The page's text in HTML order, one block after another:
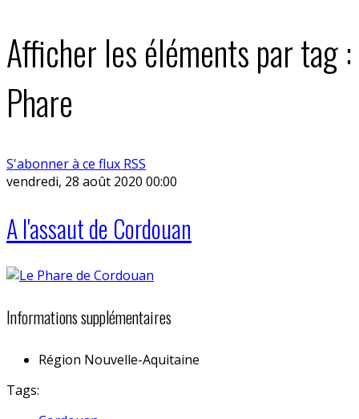
Afficher les éléments par tag :
Phare
S'abonner à ce flux RSS
vendredi, 28 août 2020 00:00
A l'assaut de Cordouan
Informations supplémentaires
Région Nouvelle-Aquitaine
Tags: